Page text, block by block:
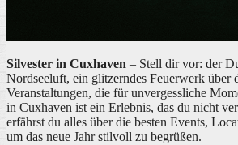
Silvester in Cuxhaven – Stell dir vor: der
Nordseeluft, ein glitzerndes Feuerwerk über
Veranstaltungen, die für unvergessliche
in Cuxhaven ist ein Erlebnis, das du nicht
erfährst du alles über die besten Events,
um das neue Jahr stilvoll zu begrüßen.